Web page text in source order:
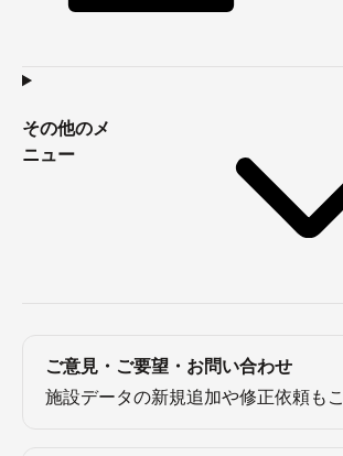
その他のメ
ニュー
ご意見・ご要望・お問い合わせ
施設データの新規追加や修正依頼も